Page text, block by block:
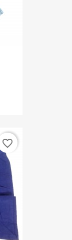
favorite_border